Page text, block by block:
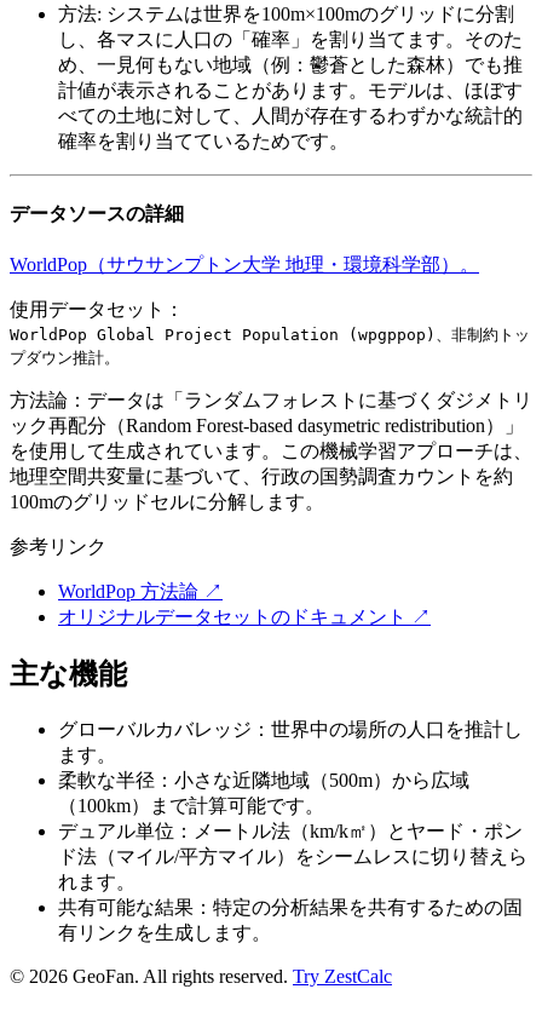
方法: システムは世界を100m×100mのグリッドに分割
し、各マスに人口の「確率」を割り当てます。そのた
め、一見何もない地域（例：鬱蒼とした森林）でも推
計値が表示されることがあります。モデルは、ほぼす
べての土地に対して、人間が存在するわずかな統計的
確率を割り当てているためです。
データソースの詳細
WorldPop（サウサンプトン大学 地理・環境科学部）。
使用データセット：
WorldPop Global Project Population (wpgppop)、非制約トッ
プダウン推計。
方法論： データは「ランダムフォレストに基づくダジメトリ
ック再配分（Random Forest-based dasymetric redistribution）」
を使用して生成されています。この機械学習アプローチは、
地理空間共変量に基づいて、行政の国勢調査カウントを約
100mのグリッドセルに分解します。
参考リンク
WorldPop 方法論 ↗
オリジナルデータセットのドキュメント
↗
主な機能
グローバルカバレッジ：世界中の場所の人口を推計し
ます。
柔軟な半径：小さな近隣地域（500m）から広域
（100km）まで計算可能です。
デュアル単位：メートル法（km/k㎡）とヤード・ポン
ド法（マイル/平方マイル）をシームレスに切り替えら
れます。
共有可能な結果：特定の分析結果を共有するための固
有リンクを生成します。
© 2026 GeoFan. All rights reserved. Try ZestCalc